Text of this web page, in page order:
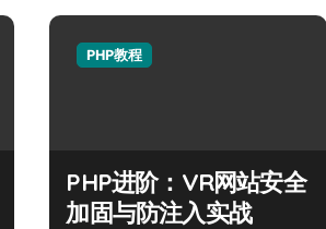
PHP教程
PHP进阶：VR网站安全
加固与防注入实战